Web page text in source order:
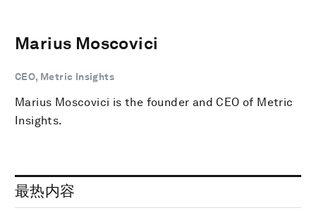
Marius Moscovici
CEO, Metric Insights
Marius Moscovici is the founder and CEO of Metric
Insights.
最热内容